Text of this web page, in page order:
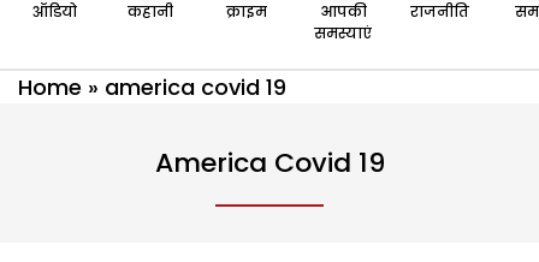
ऑडियो कहानी क्राइम
आपकी
समस्याएं
राजनीति
Home » america covid 19
America Covid 19